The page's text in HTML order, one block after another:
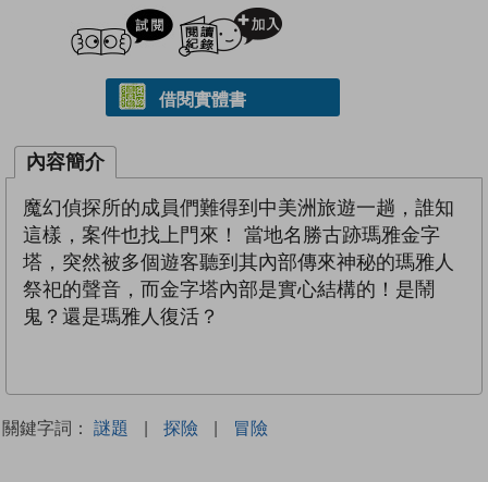
試閲
借閱實體書
內容簡介
魔幻偵探所的成員們難得到中美洲旅遊一趟，誰知
這樣，案件也找上門來！ 當地名勝古跡瑪雅金字
塔，突然被多個遊客聽到其內部傳來神秘的瑪雅人
祭祀的聲音，而金字塔內部是實心結構的！是鬧
鬼？還是瑪雅人復活？
關鍵字詞： 謎題 | 探險 | 冒險